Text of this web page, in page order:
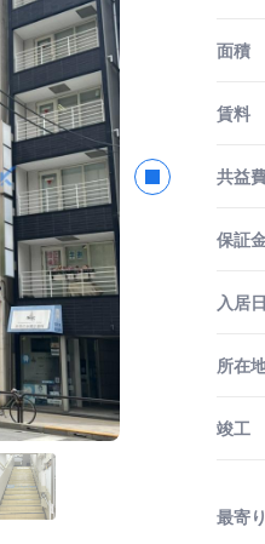
面積
賃料
共益
保証
入居
所在
竣工
最寄